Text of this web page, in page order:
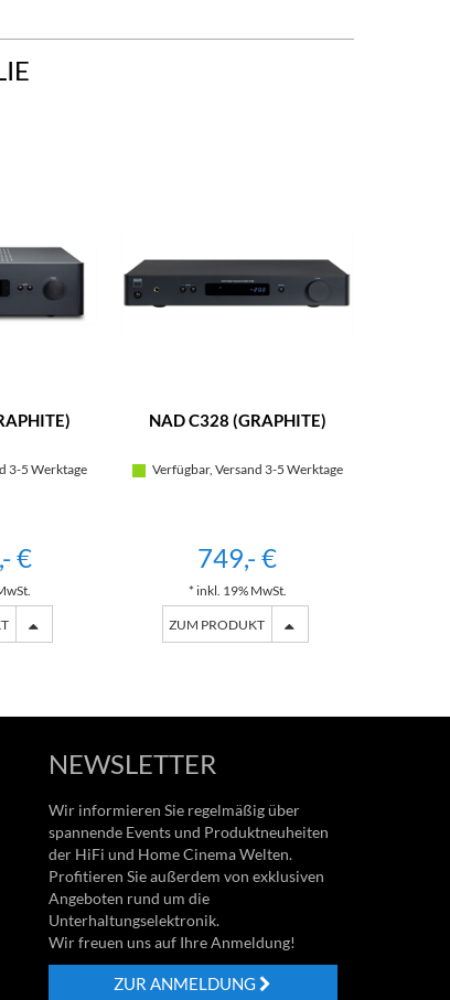
3-5 Werktage
€
NAD C328 (GRAPHITE)
Verfügbar, Versand 3-5 Werktage
749,- €
* inkl. 19% MwSt.
ZUM PRODUKT
NEWSLETTER
Wir informieren Sie regelmäßig über
spannende Events und Produktneuheiten
der HiFi und Home Cinema Welten.
Profitieren Sie außerdem von exklusiven
Angeboten rund um die
Unterhaltungselektronik.
Wir freuen uns auf Ihre Anmeldung!
ZUR ANMELDUNG